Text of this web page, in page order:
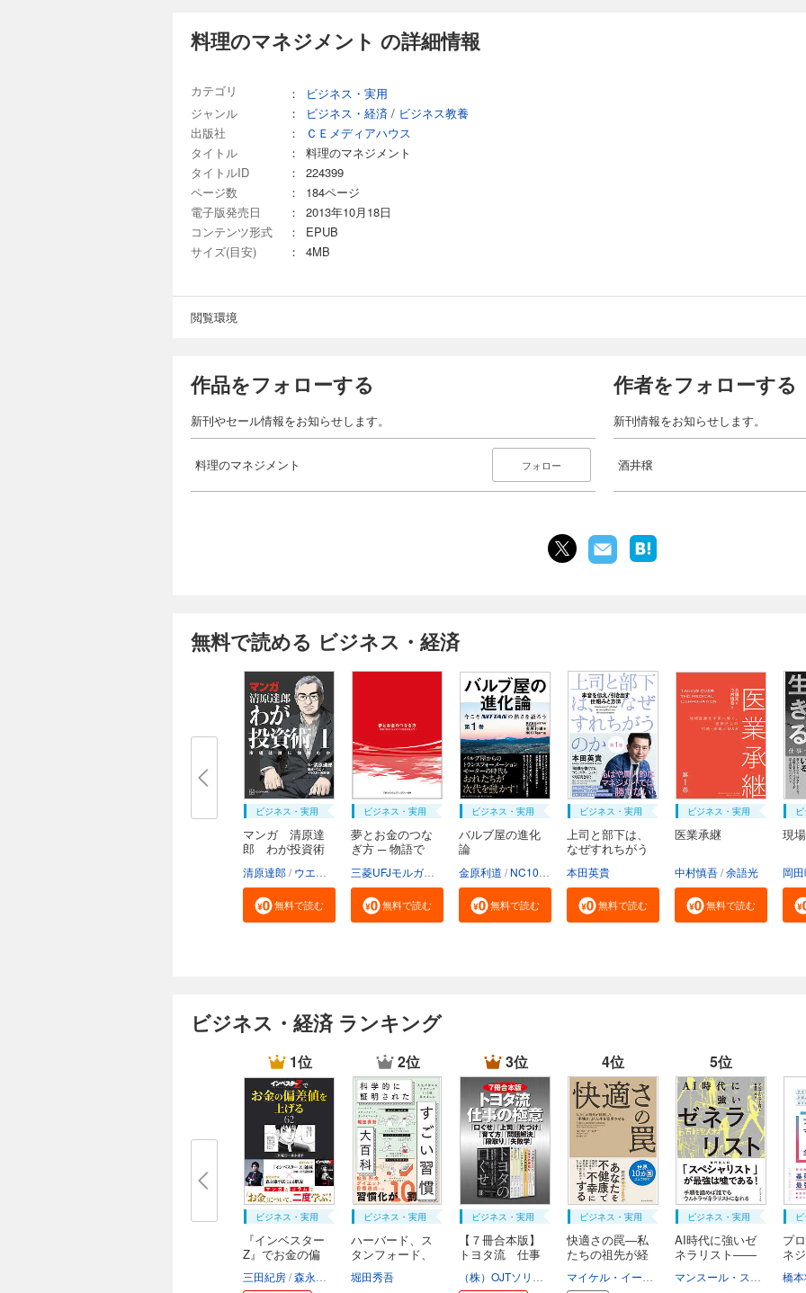
料理のマネジメント の詳細情報
カテゴリ ：
ビジネス・実用
ジャンル
： ビジネス・経済 / ビジネス教養
出版社
：
ＣＥメディアハウス
タイトル
：
料理のマネジメント
タイトルID
：
224399
ページ数
：
184ページ
電子版発売日
：
2013年10月18日
コンテンツ形式
：
EPUB
サイズ(目安)
： 4MB
閲覧環境
作品をフォローする
新刊やセール情報をお知らせします。
料理のマネジメント フォロー
作者をフォローする
新刊情報をお知らせします。
酒井穣
無料で読める ビジネス・経済
ビジネス・実用
マンガ 清原達
郎 わが投資術
清原達郎 ウエノ 河野慶
無料で読む
ビジネス・実用
夢とお金のつな
ぎ方 ─ 物語で
無料で読む
ビジネス・実用
バルブ屋の進化
論
金原利道 NC10Team
無料で読む
ビジネス・実用
上司と部下は、
なぜすれちがう
本田英貴
無料で読む
ビジネス・実用
医業承継
中村慎吾 余語光
無料で読む
現
岡
ビジネス・経済 ランキング
1位
ビジネス・実用
『インベスター
Z』でお金の偏
三田紀房 森永康平
2位
ビジネス・実用
ハーバード、ス
タンフォード、
堀田秀吾
3位
ビジネス・実用
【７冊合本版】
トヨタ流 仕事
4位
ビジネス・実用
快適さの罠―私
たちの祖先が経
須川綾子
5位
ビジネス・実用
AI時代に強いゼ
ネラリスト――
斎
プ
ネ
橋